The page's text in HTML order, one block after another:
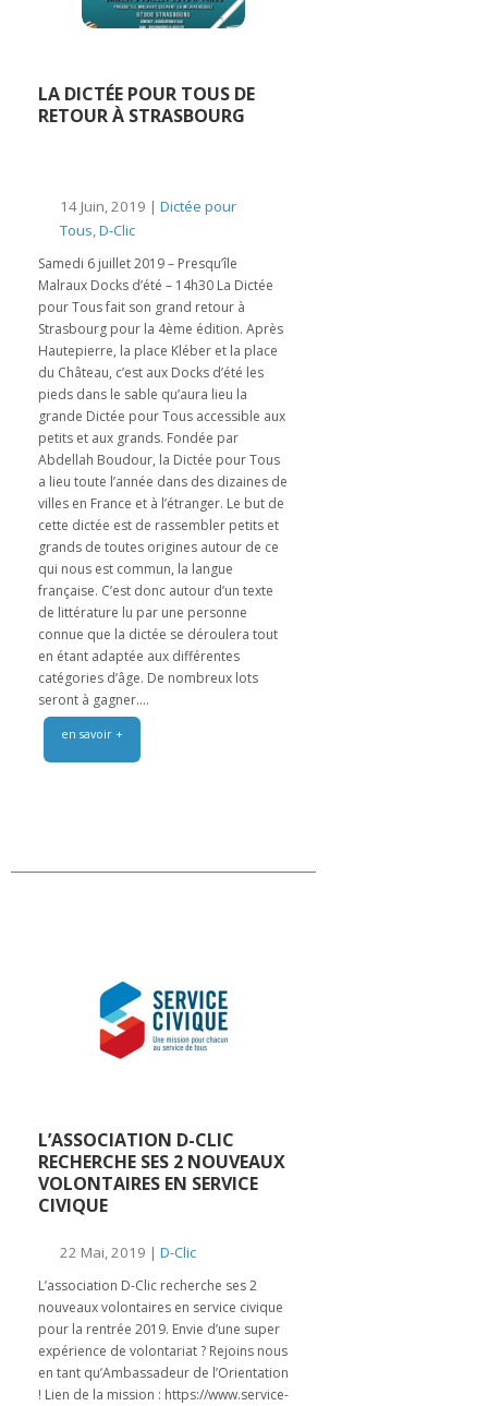
LA DICTÉE POUR TOUS DE
RETOUR À STRASBOURG
14 Juin, 2019 | Dictée pour
Tous,D-Clic
Samedi 6 juillet 2019 – Presqu’île
Malraux Docks d’été – 14h30 La Dictée
pour Tous fait son grand retour à
Strasbourg pour la 4ème édition. Après
Hautepierre, la place Kléber et la place
du Château, c’est aux Docks d’été les
pieds dans le sable qu’aura lieu la
grande Dictée pour Tous accessible aux
petits et aux grands. Fondée par
Abdellah Boudour, la Dictée pour Tous
a lieu toute l’année dans des dizaines de
villes en France et à l’étranger. Le but de
cette dictée est de rassembler petits et
grands de toutes origines autour de ce
qui nous est commun, la langue
française. C’est donc autour d’un texte
de littérature lu par une personne
connue que la dictée se déroulera tout
en étant adaptée aux différentes
catégories d’âge. De nombreux lots
seront à gagner....
en savoir +
L’ASSOCIATION D-CLIC
RECHERCHE SES 2 NOUVEAUX
VOLONTAIRES EN SERVICE
CIVIQUE
22 Mai, 2019 | D-Clic
L’association D-Clic recherche ses 2
nouveaux volontaires en service civique
pour la rentrée 2019. Envie d’une super
expérience de volontariat ? Rejoins nous
en tant qu’Ambassadeur de l’Orientation
! Lien de la mission : https://www.service-